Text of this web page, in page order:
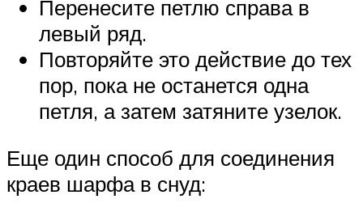
Перенесите петлю справа в
левый ряд.
Повторяйте это действие до тех
пор, пока не останется одна
петля, а затем затяните узелок.
Еще один способ для соединения
краев шарфа в снуд: